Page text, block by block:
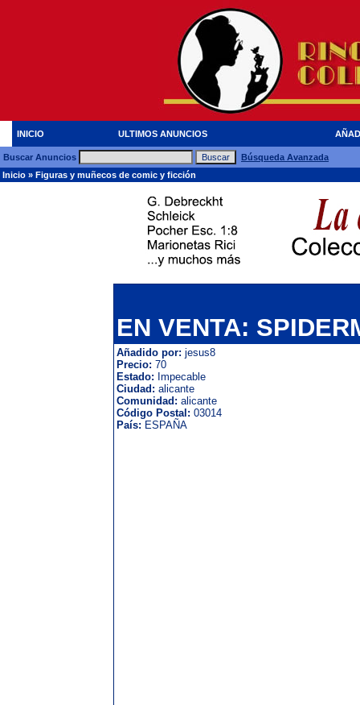
INICIO ULTIMOS ANUNCIOS
Buscar Anuncios
Búsqueda Avanzada
Inicio » Figuras y muñecos de comic y ficción
EN VENTA:
Añadido por: jesus8
Precio: 70
Estado: Impecable
Ciudad: alicante
Comunidad: alicante
Código Postal: 03014
País: ESPAÑA